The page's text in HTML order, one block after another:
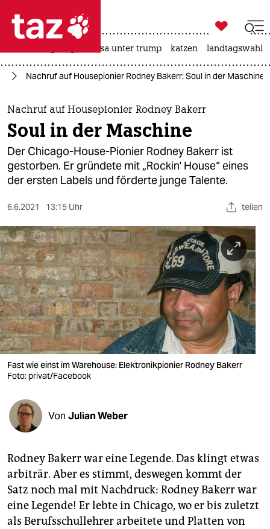
 taz zahl ich
taz zahl ich
themen
politik
öko
sport
berlin
nord
wahrheit
verlag
verlag
veranstaltungen
shop
unterstützen
abo
genossenschaft

taz zahl ich
usa unter trump katzen landtagswahl
Nachruf auf Housepionier Rodney Bakerr: Soul in der Maschine
Nachruf auf Housepionier Rodney Bakerr
Soul in der Maschine
Der Chicago-House-Pionier Rodney Bakerr ist
gestorben. Er gründete mit „Rockin' House“ eines
der ersten Labels und förderte junge Talente.
6.6.2021 13:15 Uhr teilen
Fast wie einst im Warehouse: Elektronikpionier Rodney Bakerr
Foto: privat/Facebook
Von Julian Weber
Rodney Bakerr war eine Legende. Das klingt etwas
arbiträr. Aber es stimmt, deswegen kommt der
Satz noch mal mit Nachdruck: Rodney Bakerr war
eine Legende! Er lebte in Chicago, wo er bis zuletzt
als Berufsschullehrer arbeitete und Platten von